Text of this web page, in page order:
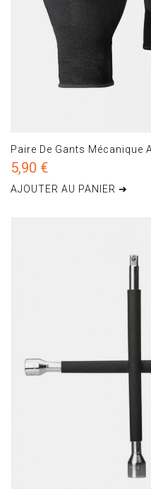
Paire De Gants Mécanique
5,90 €
AJOUTER AU PANIER ➔